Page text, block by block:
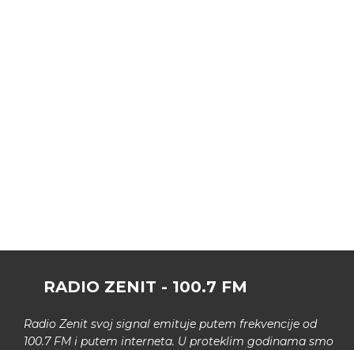
RADIO ZENIT - 100.7 FM
Radio Zenit svoj signal emituje putem frekvencije od
100.7 FM i putem interneta. U proteklim godinama smo